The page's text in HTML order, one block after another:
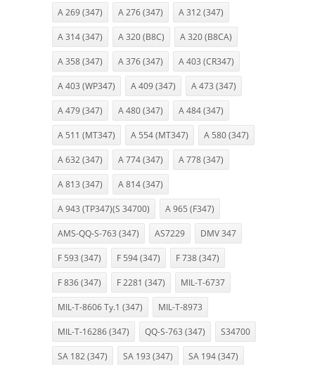
A 269 (347) A 276 (347) A 312 (347)
A 314 (347) A 320 (B8C) A 320 (B8CA)
A 358 (347) A 376 (347) A 403 (CR347)
A 403 (WP347) A 409 (347) A 473 (347)
A 479 (347) A 480 (347) A 484 (347)
A 511 (MT347) A 554 (MT347) A 580 (347)
A 632 (347) A 774 (347) A 778 (347)
A 813 (347) A 814 (347)
A 943 (TP347)(S 34700) A 965 (F347)
AMS-QQ-S-763 (347) AS7229 DMV 347
F 593 (347) F 594 (347) F 738 (347)
F 836 (347) F 2281 (347) MIL-T-6737
MIL-T-8606 Ty.1 (347) MIL-T-8973
MIL-T-16286 (347) QQ-S-763 (347) S34700
SA 182 (347) SA 193 (347) SA 194 (347)